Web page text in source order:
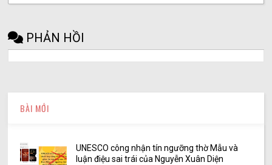
PHẢN HỒI
BÀI MỚI
UNESCO công nhận tín ngưỡng thờ Mẫu và
luận điệu sai trái của Nguyễn Xuân Diện